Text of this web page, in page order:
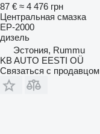
87 € ≈ 4 476 грн
Центральная смазка
EP-2000
дизель
Эстония, Rummu
KB AUTO EESTI OÜ
Связаться с продавцом